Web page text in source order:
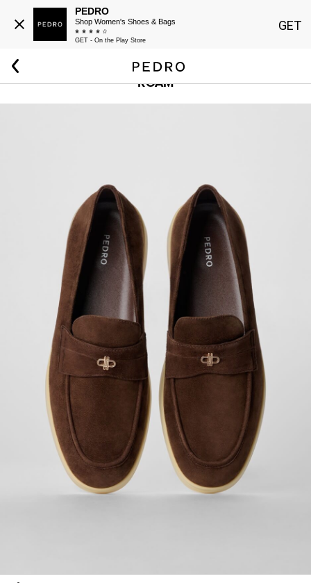
ROAM
PEDRO
Shop Women's Shoes & Bags
GET - On the Play Store
GET